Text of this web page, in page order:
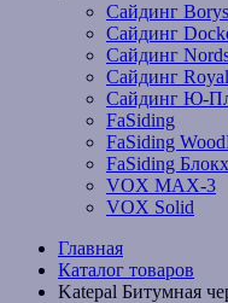
Сайдинг
Сайдинг
Сайдинг
Сайдинг Royal
Сайдинг Ю-
FaSiding
FaSiding
FaSiding
VOX MAX-3
VOX Solid
Главная
Каталог товаров
Katepal Битумная